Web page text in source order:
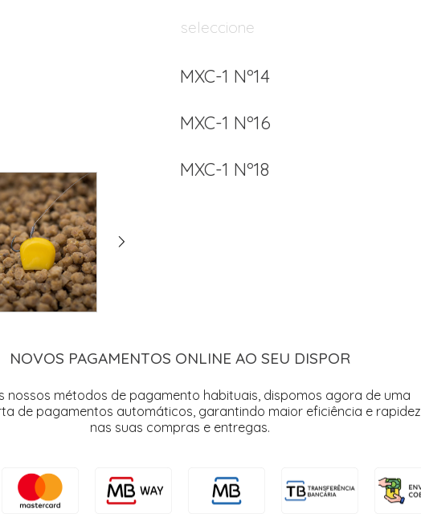
seleccione
MXC-1 Nº14
MXC-1 Nº16
MXC-1 Nº18
NOVOS PAGAMENTOS ONLINE AO SEU DISPOR
nossos métodos de pagamento habituais, dispomos agora de uma
de pagamentos automáticos, garantindo maior eficiência e rapidez
nas suas compras e entregas.